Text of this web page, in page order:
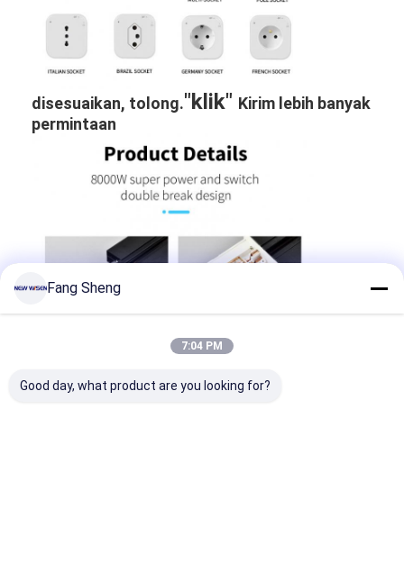
disesuaikan, tolong."klik" Kirim lebih banyak
permintaan
Fang Sheng
7:04 PM
Good day, what product are you looking for?